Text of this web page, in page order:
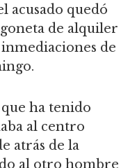
acusado quedó
de alquiler
de
ha tenido
al centro
atrás de la
al otro hombre